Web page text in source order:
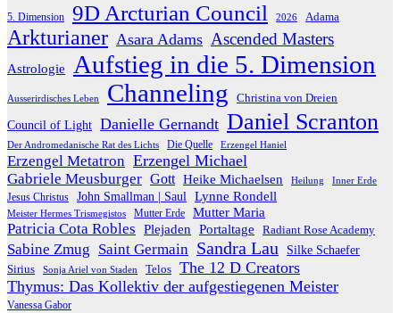
5. Dimension 9D Arcturian Council 2026 Adama
Arkturianer Asara Adams Ascended Masters
Astrologie Aufstieg in die 5. Dimension
Ausserirdisches Leben Channeling Christina von Dreien
Council of Light Danielle Gernandt Daniel Scranton
Der Andromedanische Rat des Lichts Die Quelle Erzengel Haniel
Erzengel Metatron Erzengel Michael
Gabriele Meusburger Gott Heike Michaelsen Heilung Inner Erde
Jesus Christus John Smallman | Saul Lynne Rondell
Meister Hermes Trismegistos Mutter Erde Mutter Maria
Patricia Cota Robles Plejaden Portaltage Radiant Rose Academy
Sabine Zmug Saint Germain Sandra Lau Silke Schaefer
Sirius Sonja Ariel von Staden Telos The 12 D Creators
Thymus: Das Kollektiv der aufgestiegenen Meister
Vanessa Gabor